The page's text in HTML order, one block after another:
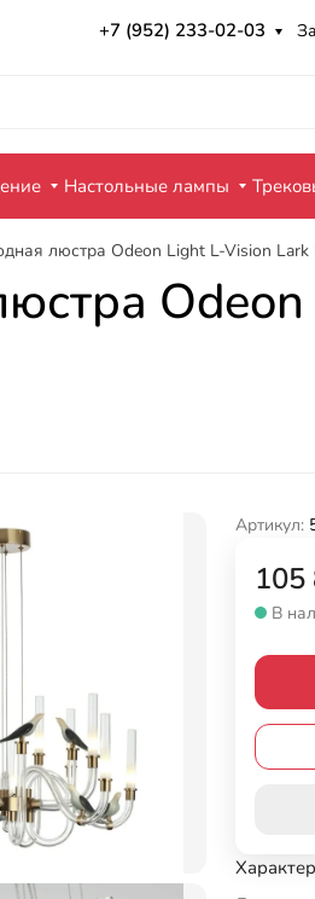
+7 (952) 233-02-03
Настольные лампы
люстра Odeon Light L-Vision Lark
Артикул:
105
В